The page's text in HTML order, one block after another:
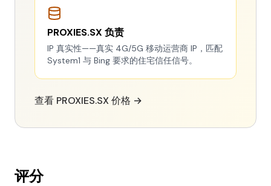
PROXIES.SX 负责
IP 真实性——真实 4G/5G 移动运营商 IP，匹配
System1 与 Bing 要求的住宅信任信号。
查看 PROXIES.SX 价格 →
评分